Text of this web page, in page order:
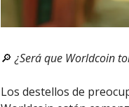
🔎¿Será que Worldcoin
Los destellos de